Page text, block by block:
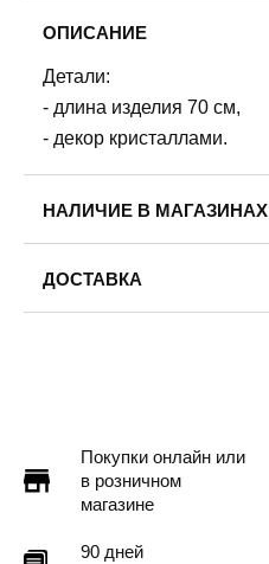
ОПИСАНИЕ
Детали:
- длина изделия 70 см,
- декор кристаллами.
НАЛИЧИЕ В МАГАЗИНАХ
ДОСТАВКА
Пермь — бесплатно
Покупки онлайн или
в розничном
магазине
90 дней